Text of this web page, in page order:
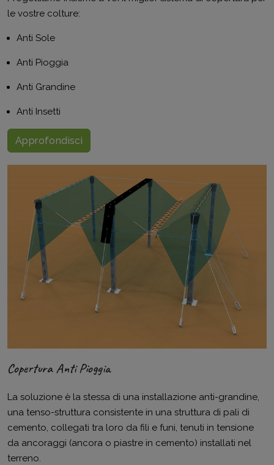
le vostre colture:
Anti Sole
Anti Pioggia
Anti Grandine
Anti Insetti
Approfondisci
Copertura Anti Pioggia
La soluzione è la stessa di una installazione anti-grandine,
una tenso-struttura consistente in una struttura di pali di
cemento, collegati tra loro da fili e funi, tenuti in tensione
da ancoraggi (ancora o piastre in cemento) installati nel
terreno.